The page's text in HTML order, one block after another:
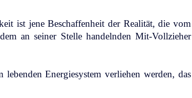
ist jene Beschaffenheit der Realität, die vom
an seiner Stelle handelnden Mit-Vollzieher
lebenden Energiesystem verliehen werden, das